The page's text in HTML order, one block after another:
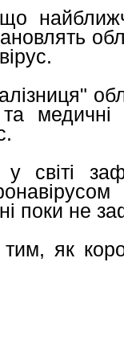
та
світі
поки не
як